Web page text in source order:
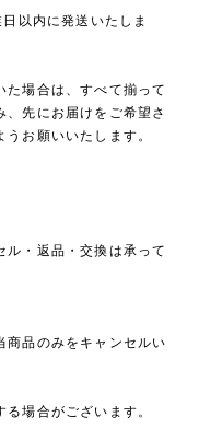
以内に発送いたしま
た場合は、すべて揃って
先にお届けをご希望さ
お願いいたします。
ル・返品・交換は承って
商品のみをキャンセルい
場合がございます。